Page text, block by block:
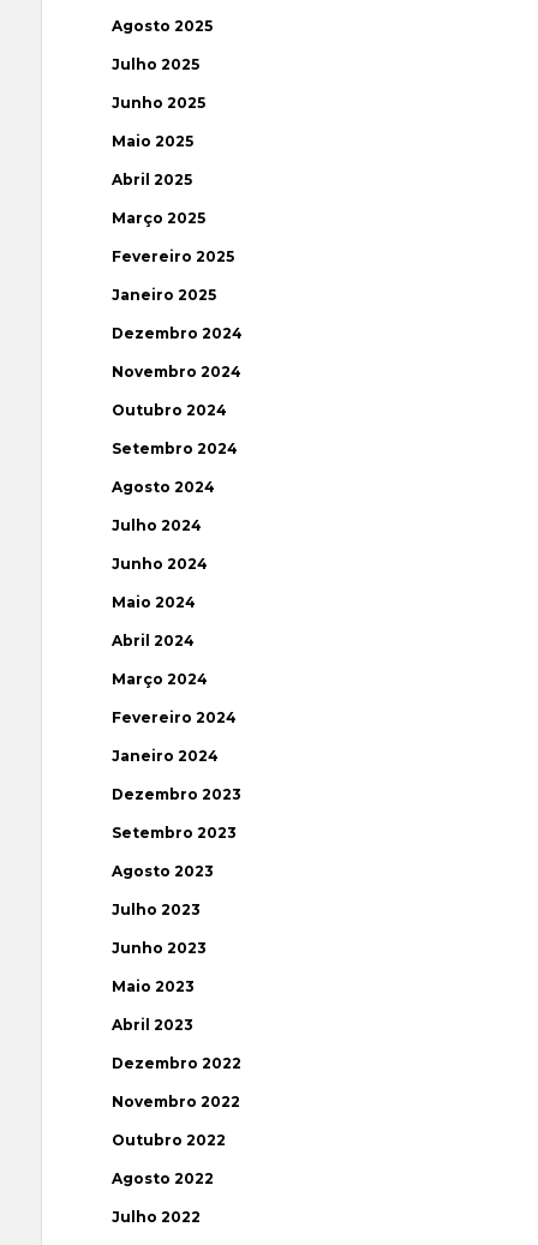
Agosto 2025
Julho 2025
Junho 2025
Maio 2025
Abril 2025
Março 2025
Fevereiro 2025
Janeiro 2025
Dezembro 2024
Novembro 2024
Outubro 2024
Setembro 2024
Agosto 2024
Julho 2024
Junho 2024
Maio 2024
Abril 2024
Março 2024
Fevereiro 2024
Janeiro 2024
Dezembro 2023
Setembro 2023
Agosto 2023
Julho 2023
Junho 2023
Maio 2023
Abril 2023
Dezembro 2022
Novembro 2022
Outubro 2022
Agosto 2022
Julho 2022